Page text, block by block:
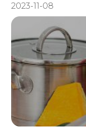
2023-11-08